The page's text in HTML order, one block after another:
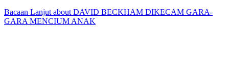
Bacaan Lanjut about DAVID BECKHAM DIKECAM GARA-
GARA MENCIUM ANAK